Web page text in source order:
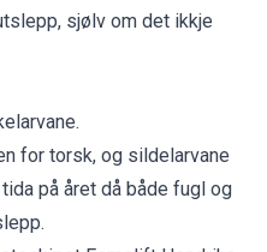
sjølv om det ikkje
for torsk, og sildelarvane
på året då både fugl og